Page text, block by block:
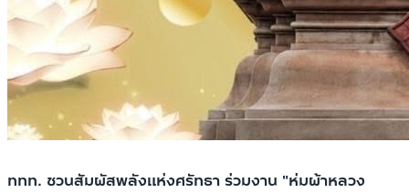
ททท. ชวนสัมผัสพลังแห่งศรัทธา ร่วมงาน "ห่มผ้าหลวง